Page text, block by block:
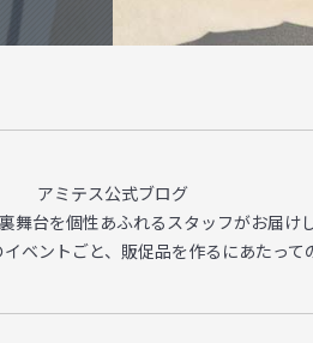
アミテス公式ブログ
舞台を個性あふれるスタッフがお届けし
ベントごと、販促品を作るにあたって